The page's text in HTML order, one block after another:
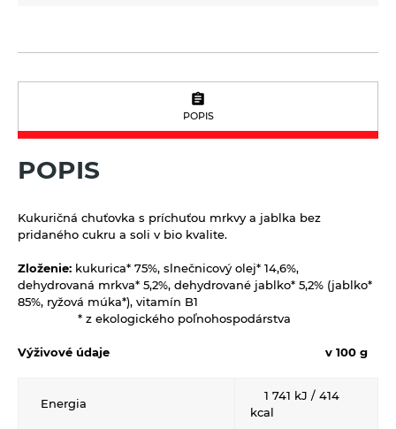
Olejniny
Pseudoobilniny
Semienka na nakličovanie
Bezlepok - Low Carb - Keto
Čokolády, cukríky, lízatká
Tyčinky, sušienky, oplátky
Doplnky stravy
Dr.Popov - rôzne
Eterické oleje
Éterické oleje na kulinárske účely
Keramické slniečko
Kúpele na detoxikáciu organizmu
POPIS
POPIS
Kukuričná chuťovka s príchuťou mrkvy a jablka bez
pridaného cukru a soli v bio kvalite.
Zloženie: kukurica* 75%, slnečnicový olej* 14,6%,
dehydrovaná mrkva* 5,2%, dehydrované jablko* 5,2% (jablko*
85%, ryžová múka*), vitamín B1
* z ekologického poľnohospodárstva
Výživové údaje v 100 g
Energia
1 741 kJ / 414
kcal